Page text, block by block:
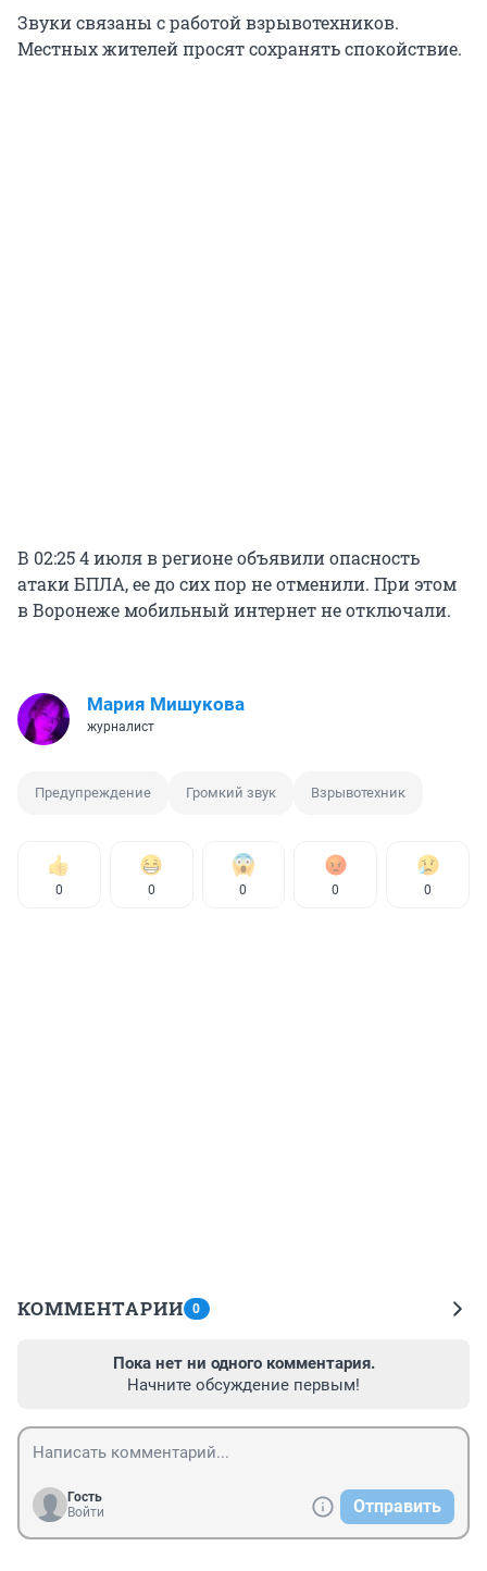
Звуки связаны с работой взрывотехников.
Местных жителей просят сохранять спокойствие.
В 02:25 4 июля в регионе объявили опасность
атаки БПЛА, ее до сих пор не отменили. При этом
в Воронеже мобильный интернет не отключали.
Мария Мишукова
журналист
Предупреждение Громкий звук Взрывотехник
0 0 0 0 0
КОММЕНТАРИИ 0
Пока нет ни одного комментария.
Начните обсуждение первым!
Гость
Войти
Отправить